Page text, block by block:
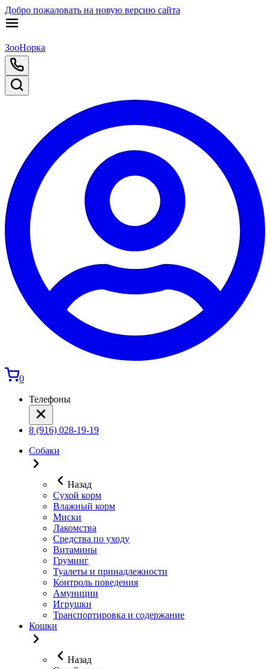
Добро пожаловать на новую версию сайта
ЗооНорка
0
Телефоны
8 (916) 028-19-19
Собаки
Назад
Сухой корм
Влажный корм
Миски
Лакомства
Средства по уходу
Витамины
Груминг
Туалеты и принадлежности
Контроль поведения
Амуниции
Игрушки
Транспортировка и содержание
Кошки
Назад